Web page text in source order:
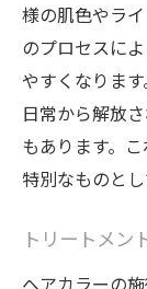
様の肌色やラ
のプロセスに
やすくなりま
日常から解放
もあります。
特別なものと
トリートメン
ヘアカラーの